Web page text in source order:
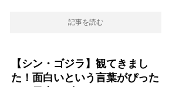
記事を読む
【シン・ゴジラ】観てきまし
た！面白いという言葉がぴった